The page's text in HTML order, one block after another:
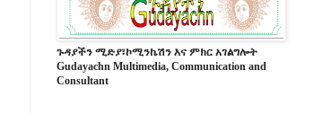
ጉዳያችን ሚድያ፣ኮሚንኬሽን እና ምክር አገልግሎት
Gudayachn Multimedia, Communication and
Consultant